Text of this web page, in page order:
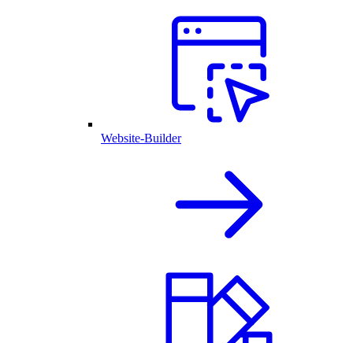
Website-Builder